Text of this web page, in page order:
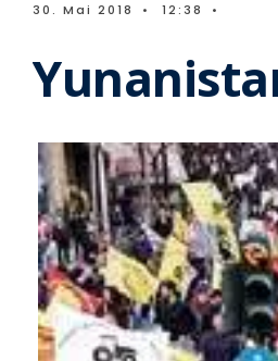
30. Mai 2018 • 12:38 •